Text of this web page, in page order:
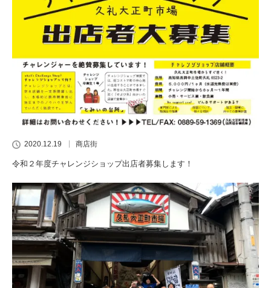
2020.12.19 商店街
令和２年度チャレンジショップ出店者募集します！